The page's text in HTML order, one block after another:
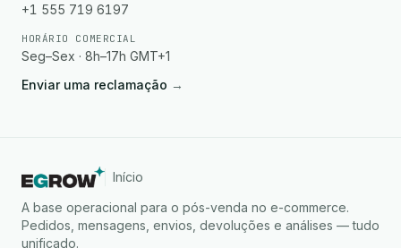
+1 555 719 6197
HORÁRIO COMERCIAL
Seg–Sex · 8h–17h GMT+1
Enviar uma reclamação →
Início
A base operacional para o pós-venda no e-commerce.
Pedidos, mensagens, envios, devoluções e análises — tudo
unificado.